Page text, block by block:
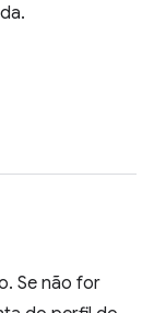
Se não for